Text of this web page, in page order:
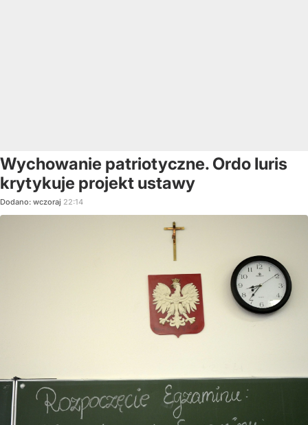
Wychowanie patriotyczne. Ordo Iuris
krytykuje projekt ustawy
Dodano: wczoraj 22:14